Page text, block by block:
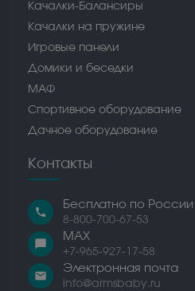
Качалки-Балансиры
Качалки на пружине
Игровые панели
Домики и беседки
МАФ
Спортивное оборудование
Дачное оборудование
Контакты
call
Бесплатно по России
8-800-700-67-53
chat_bubble
MAX
+7-965-927-17-58
email
Электронная почта
info@armsbaby.ru